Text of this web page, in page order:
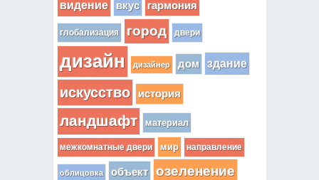
видение вкус гармония
глобализация город двери
дизайн дизайнер дом здание
искусство история
ландшафт материал
межкомнатные двери мир направление
облицовка объект озеленение